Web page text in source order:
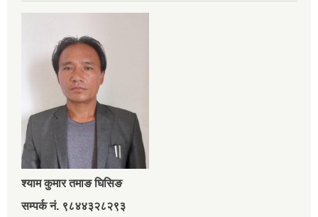
श्‍याम कुमार तमाङ घिसिङ
सम्पर्क नं. ९८४४३२८२९३